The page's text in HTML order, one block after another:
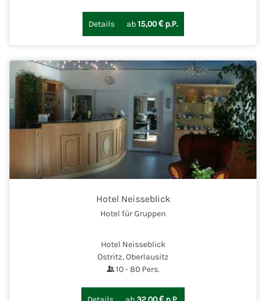
Details ab15,00 € p.P.
Hotel Neisseblick
Hotel für Gruppen
Hotel Neisseblick
Ostritz, Oberlausitz
10-80Pers.